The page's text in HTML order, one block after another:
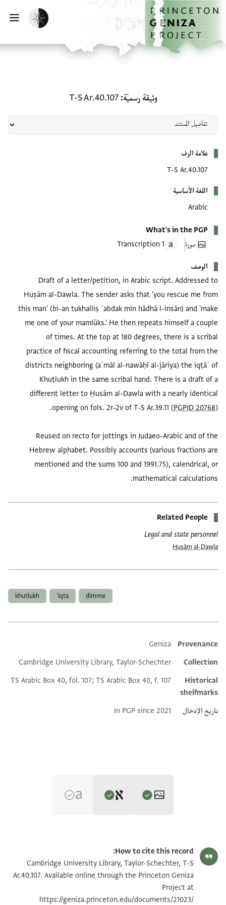
إلى المحتوى الرئيسي
الرئيسية
تفعيل الوضع المظلم
وثيقة رسميّة T-S Ar.40.107
علامة الرف
T-S Ar.40.107
اللغة الأساسية
Arabic
What's in the PGP
صورة
1 Transcription
الوصف
Draft of a letter/petition, in Arabic script. Addressed to
Huṣām al-Dawla. The sender asks that 'you rescue me from
this man' (bi-an tukhalliṣ ʿabdak min hādhā l-insān) and 'make
me one of your mamlūks.' He then repeats himself a couple
of times. At the top at 180 degrees, there is a scribal
practice of fiscal accounting referring to the total from the
districts neighboring (aʿmāl al-nawāḥī al-jāriya) the iqṭāʿ of
Khuṭlukh in the same scribal hand. There is a draft of a
different letter to Ḥusām al-Dawla with a nearly identical
opening on fols. 2r–2v of T-S Ar.39.11 (PGPID 20768
Reused on recto for jottings in Judaeo-Arabic and of the
Hebrew alphabet. Possibly accounts (various fractions are
mentioned and the sums 100 and 1991.75), calendrical, or
mathematical calculations.
Related People
Legal and state personnel
Ḥusām al-Dawla
dimme
iqta'
khutlukh
Additional metadata
Provenance
Geniza
Collection
Cambridge University Library, Taylor-Schechter
Historical
shelfmarks
TS Arabic Box 40, fol. 107; TS Arabic Box 40, f. 107
تاريخ الإدخال In PGP since 2021
Alan Elbaum and Yusuf Umrethwala's digital edition (2025).
بسم الله الرحمن الرحيم
كتبت هذه الى حضرة مولاي الشيخ الاجل حسام الدولة
T-S Ar.40.107 1r تكبير و تدوير
بيان أذونات الصورة
How to cite this record:
Cambridge University Library, Taylor-Schechter, T-S
Ar.40.107. Available online through the Princeton Geniza
Project at
https://geniza.princeton.edu/documents/21023/